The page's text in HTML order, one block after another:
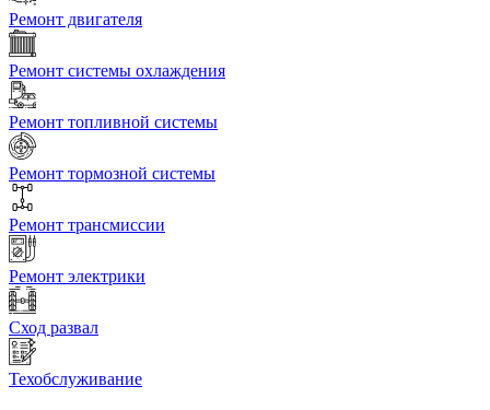
Ремонт двигателя
Ремонт системы охлаждения
Ремонт топливной системы
Ремонт тормозной системы
Ремонт трансмиссии
Ремонт электрики
Сход развал
Техобслуживание